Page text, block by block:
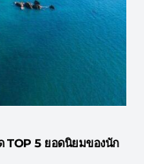
ด TOP 5 ยอดนิยมของนัก